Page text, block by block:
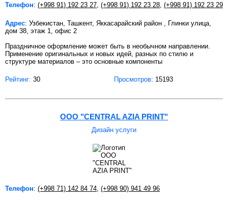
Телефон: (+998 91) 192 23 27 (+998 91) 192 23 28 (+998 91) 192 23 29
Адрес: Узбекистан, Ташкент, Яккасарайский район , Глинки улица,
дом 38, этаж 1, офис 2
Праздничное оформление может быть в необычном направлении.
Применение оригинальных и новых идей, разных по стилю и
структуре материалов – это основные компоненты
Рейтинг: 30 Просмотров: 15193
OOO "CENTRAL AZIA PRINT"
Дизайн услуги
Телефон: (+998 71) 142 84 74 (+998 90) 941 49 96